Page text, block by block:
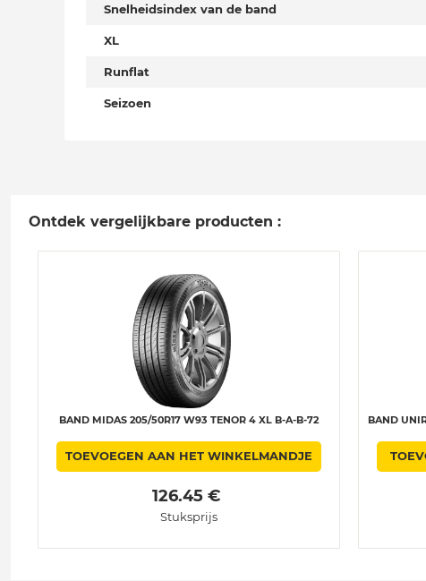
Snelheidsindex van de band
XL
Runflat
Seizoen
Ontdek vergelijkbare producten :
BAND MIDAS 205/50R17 W93 TENOR 4 XL B-A-B-72
TOEVOEGEN AAN HET WINKELMANDJE
126.45 €
Stuksprijs
BAND